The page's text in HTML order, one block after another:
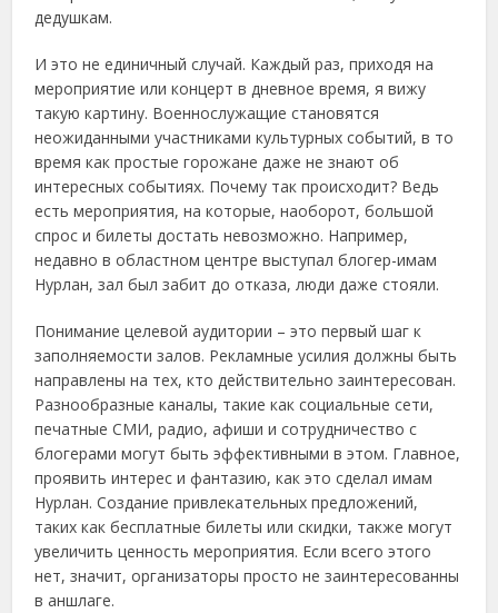
дедушкам.
И это не единичный случай. Каждый раз, приходя на
мероприятие или концерт в дневное время, я вижу
такую картину. Военнослужащие становятся
неожиданными участниками культурных событий, в то
время как простые горожане даже не знают об
интересных событиях. Почему так происходит? Ведь
есть мероприятия, на которые, наоборот, большой
спрос и билеты достать невозможно. Например,
недавно в областном центре выступал блогер-имам
Нурлан, зал был забит до отказа, люди даже стояли.
Понимание целевой аудитории – это первый шаг к
заполняемости залов. Рекламные усилия должны быть
направлены на тех, кто действительно заинтересован.
Разнообразные каналы, такие как социальные сети,
печатные СМИ, радио, афиши и сотрудничество с
блогерами могут быть эффективными в этом. Главное,
проявить интерес и фантазию, как это сделал имам
Нурлан. Создание привлекательных предложений,
таких как бесплатные билеты или скидки, также могут
увеличить ценность мероприятия. Если всего этого
нет, значит, организаторы просто не заинтересованны
в аншлаге.